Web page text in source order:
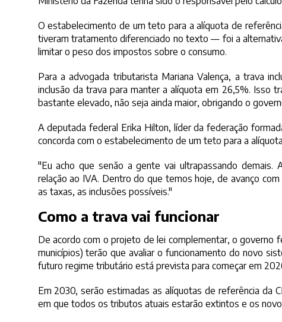
O estabelecimento de um teto para a alíquota de
tiveram tratamento diferenciado no texto — foi a
limitar o peso dos impostos sobre o consumo.
Para a advogada tributarista Mariana Valença, a trava
inclusão da trava para manter a alíquota em 26,5%. Isso
bastante elevado, não seja ainda maior, obrigando o
A deputada federal Erika Hilton, líder da federação
concorda com o estabelecimento de um teto para a
"Eu acho que senão a gente vai ultrapassando
relação ao IVA. Dentro do que temos hoje, de avanço
as taxas, as inclusões possíveis."
Como a trava vai funcionar
De acordo com o projeto de lei complementar, o
municípios) terão que avaliar o funcionamento do novo
futuro regime tributário está prevista para começar em
Em 2030, serão estimadas as alíquotas de referência da
em que todos os tributos atuais estarão extintos e os